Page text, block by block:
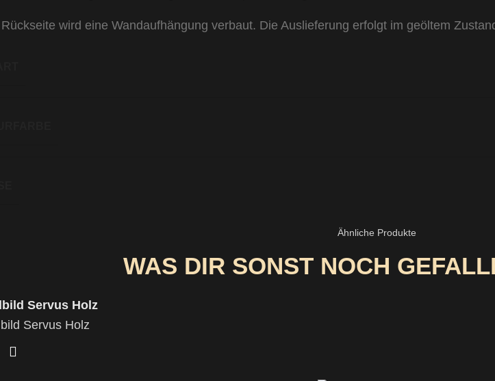
wird eine Wandaufhängung verbaut. Die Auslieferung erfolgt im geöltem
Ähnliche Produkte
WAS DIR SONST NOCH